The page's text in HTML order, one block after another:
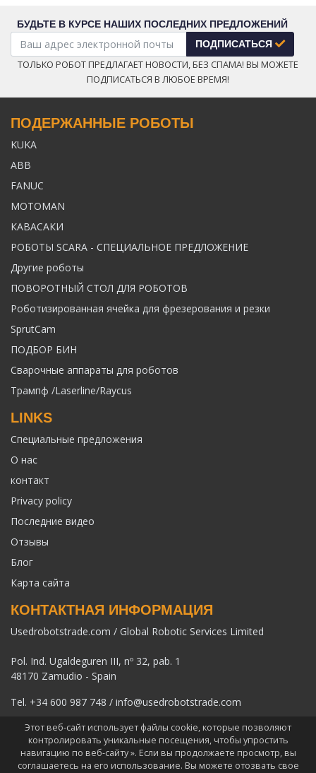
БУДЬТЕ В КУРСЕ НАШИХ ПОСЛЕДНИХ ПРЕДЛОЖЕНИЙ
ПОДПИСАТЬСЯ
ТОЛЬКО РОБОТ ПРЕДЛАГАЕТ НОВОСТИ, БЕЗ СПАМА! ВЫ МОЖЕТЕ
ПОДПИСАТЬСЯ В ЛЮБОЕ ВРЕМЯ!
ПОДЕРЖАННЫЕ РОБОТЫ
KUKA
ABB
FANUC
MOTOMAN
КАВАСАКИ
РОБОТЫ SCARA - СПЕЦИАЛЬНОЕ ПРЕДЛОЖЕНИЕ
Другие роботы
ПОВОРОТНЫЙ СТОЛ ДЛЯ РОБОТОВ
Роботизированная ячейка для фрезерования и резки
SprutCam
ПОДБОР БИН
Сварочные аппараты для роботов
Трампф /Laserline/Raycus
LINKS
Специальные предложения
О нас
контакт
Privacy policy
Последние видео
Отзывы
Блог
Карта сайта
КОНТАКТНАЯ ИНФОРМАЦИЯ
Usedrobotstrade.com / Global Robotic Services Limited
Pol. Ind. Ugaldeguren III, nº 32, pab. 1
48170 Zamudio - Spain
Tel. +34 600 987 748 / info@usedrobotstrade.com
Этот веб-сайт использует файлы cookie, которые позволяют
контролировать уникальные посещения, чтобы упростить
навигацию по веб-сайту ». Если вы продолжаете просмотр, вы
соглашаетесь на его использование. Вы можете отозвать свое